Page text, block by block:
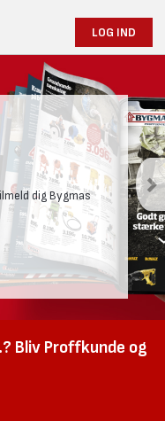
LOG IND
til den nysgerrige
Bliv Proffkunde og